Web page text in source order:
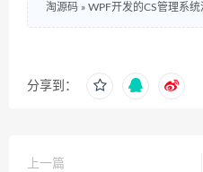
淘源码 » WPF开发的CS管理系统
分享到：
上一篇